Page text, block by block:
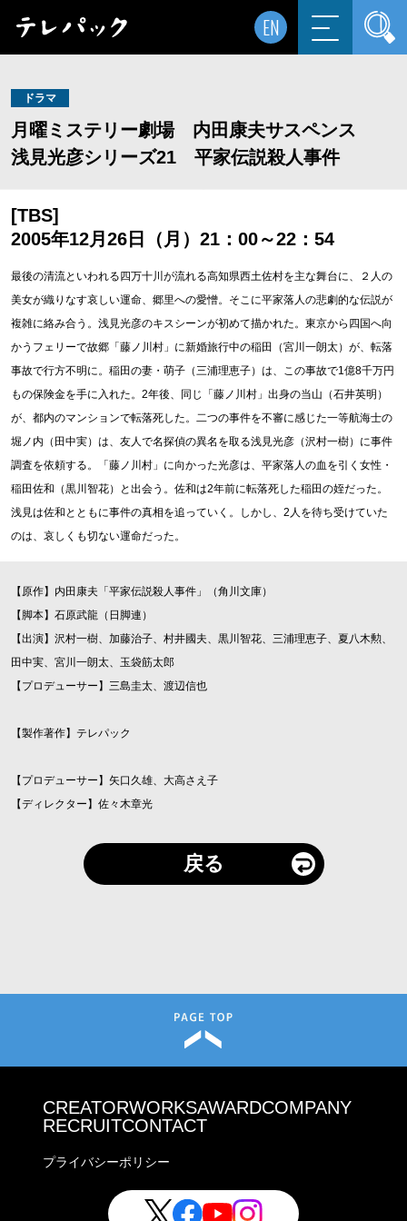
EN
ドラマ
月曜ミステリー劇場 内田康夫サスペンス
浅見光彦シリーズ21 平家伝説殺人事件
[TBS]
2005年12月26日（月）21：00～22：54
最後の清流といわれる四万十川が流れる高知県西土佐村を主な舞台に、２人の
美女が織りなす哀しい運命、郷里への愛憎。そこに平家落人の悲劇的な伝説が
複雑に絡み合う。浅見光彦のキスシーンが初めて描かれた。東京から四国へ向
かうフェリーで故郷「藤ノ川村」に新婚旅行中の稲田（宮川一朗太）が、転落
事故で行方不明に。稲田の妻・萌子（三浦理恵子）は、この事故で1億8千万円
もの保険金を手に入れた。2年後、同じ「藤ノ川村」出身の当山（石井英明）
が、都内のマンションで転落死した。二つの事件を不審に感じた一等航海士の
堀ノ内（田中実）は、友人で名探偵の異名を取る浅見光彦（沢村一樹）に事件
調査を依頼する。「藤ノ川村」に向かった光彦は、平家落人の血を引く女性・
稲田佐和（黒川智花）と出会う。佐和は2年前に転落死した稲田の姪だった。
浅見は佐和とともに事件の真相を追っていく。しかし、2人を待ち受けていた
のは、哀しくも切ない運命だった。
【原作】内田康夫「平家伝説殺人事件」（角川文庫）
【脚本】石原武龍（日脚連）
【出演】沢村一樹、加藤治子、村井國夫、黒川智花、三浦理恵子、夏八木勲、
田中実、宮川一朗太、玉袋筋太郎
【プロデューサー】三島圭太、渡辺信也
【製作著作】テレパック
【プロデューサー】矢口久雄、大高さえ子
【ディレクター】佐々木章光
戻る
CREATORWORKSAWARDCOMPANY
RECRUITCONTACT
プライバシーポリシー